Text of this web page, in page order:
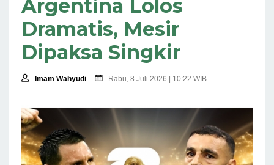
Argentina Lolos
Dramatis, Mesir
Dipaksa Singkir
Imam Wahyudi Rabu, 8 Juli 2026 | 10:22 WIB